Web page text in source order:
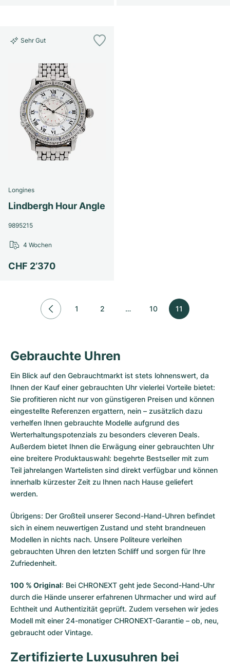
Sehr Gut
Longines
Lindbergh Hour Angle
9895215
CHF 2’370
4 Wochen
1 2 … 10 11
Gebrauchte Uhren
Ein Blick auf den Gebrauchtmarkt ist stets lohnenswert, da
Ihnen der Kauf einer gebrauchten Uhr vielerlei Vorteile bietet:
Sie profitieren nicht nur von günstigeren Preisen und können
eingestellte Referenzen ergattern, nein – zusätzlich dazu
verhelfen Ihnen gebrauchte Modelle aufgrund des
Werterhaltungspotenzials zu besonders cleveren Deals.
Außerdem bietet Ihnen die Erwägung einer gebrauchten Uhr
eine breitere Produktauswahl: begehrte Bestseller mit zum
Teil jahrelangen Wartelisten sind direkt verfügbar und können
innerhalb kürzester Zeit zu Ihnen nach Hause geliefert
werden.
Übrigens: Der Großteil unserer Second-Hand-Uhren befindet
sich in einem neuwertigen Zustand und steht brandneuen
Modellen in nichts nach. Unsere Politeure verleihen
gebrauchten Uhren den letzten Schliff und sorgen für Ihre
Zufriedenheit.
100 % Original: Bei CHRONEXT geht jede Second-Hand-Uhr
durch die Hände unserer erfahrenen Uhrmacher und wird auf
Echtheit und Authentizität geprüft. Zudem versehen wir jedes
Modell mit einer 24-monatiger CHRONEXT-Garantie – ob, neu,
gebraucht oder Vintage.
Zertifizierte Luxusuhren bei